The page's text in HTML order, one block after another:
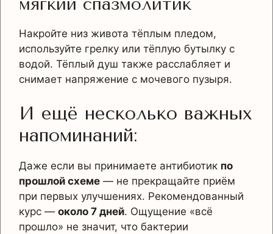
Накройте низ живота тёплым пледом,
используйте грелку или тёплую бутылку с
водой. Тёплый душ также расслабляет и
снимает напряжение с мочевого пузыря.
И ещё несколько важных
напоминаний:
Даже если вы принимаете антибиотик по
прошлой схеме — не прекращайте приём
при первых улучшениях. Рекомендованный
курс — около 7 дней. Ощущение «всё
прошло» не значит, что бактерии